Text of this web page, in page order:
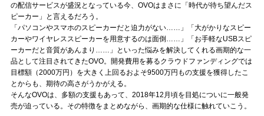
Follow us
Official SNS
の配信サービスが盛況となっている今、OVOはまさに「時代が待ち望んだス
ピーカー」と言えるだろう。
「パソコンやスマホのスピーカーだと迫力がない……」「大がかりなスピー
カーやワイヤレススピーカーを用意するのは面倒……」「お手軽なUSBスピ
ーカーだと音質があんまり……」といった悩みを解決してくれる画期的な一
品として注目されてきたOVO。開発費用を募るクラウドファンディングでは
目標額（2000万円）を大きく上回るおよそ9500万円もの支援を獲得したこ
とからも、期待の高さがうかがえる。
そんなOVOは、多額の支援もあって、2018年12月頃を目処についに一般発
売が迫っている。その特徴をまとめながら、画期的な仕様に触れていこう。